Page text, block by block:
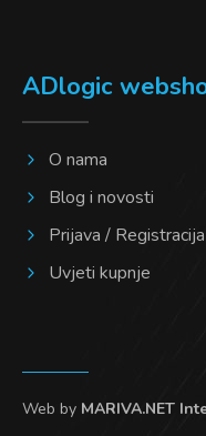
ADlogic
O nama
Blog i novosti
Prijava / Registracija
Uvjeti kupnje
Web by MARIVA.NET